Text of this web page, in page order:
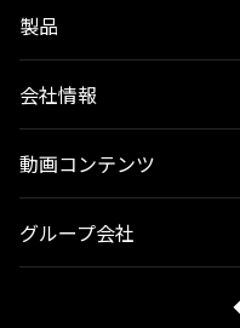
製品
会社情報
動画コンテンツ
グループ会社